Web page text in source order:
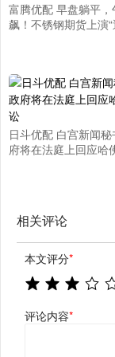
富腾优配 早盘躺平，
飙！不锈钢期货上演
日斗优配 白宫新闻
府将在法庭上回应哈
相关评论
本文评分*
评论内容*